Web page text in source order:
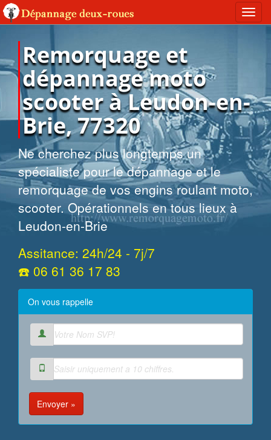
Remorquage et
dépannage moto
scooter à Leudon-en-
Brie, 77320
Ne cherchez plus longtemps un
spécialiste pour le dépannage et le
remorquage de vos engins roulant moto,
scooter. Opérationnels en tous lieux à
Leudon-en-Brie
Assitance: 24h/24 - 7j/7
☎️ 06 61 36 17 83
On vous rappelle
Envoyer »